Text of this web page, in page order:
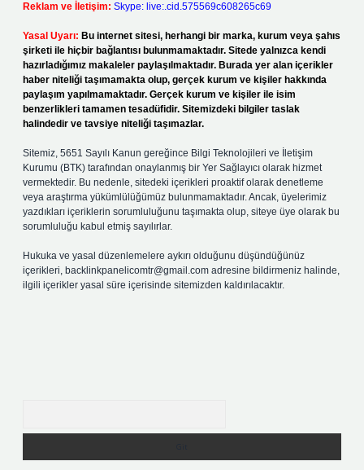
Reklam ve İletişim: Skype: live:.cid.575569c608265c69
Yasal Uyarı: Bu internet sitesi, herhangi bir marka, kurum veya şahıs
şirketi ile hiçbir bağlantısı bulunmamaktadır. Sitede yalnızca kendi
hazırladığımız makaleler paylaşılmaktadır. Burada yer alan içerikler
haber niteliği taşımamakta olup, gerçek kurum ve kişiler hakkında
paylaşım yapılmamaktadır. Gerçek kurum ve kişiler ile isim
benzerlikleri tamamen tesadüfidir. Sitemizdeki bilgiler taslak
halindedir ve tavsiye niteliği taşımazlar.
Sitemiz, 5651 Sayılı Kanun gereğince Bilgi Teknolojileri ve İletişim
Kurumu (BTK) tarafından onaylanmış bir Yer Sağlayıcı olarak hizmet
vermektedir. Bu nedenle, sitedeki içerikleri proaktif olarak denetleme
veya araştırma yükümlülüğümüz bulunmamaktadır. Ancak, üyelerimiz
yazdıkları içeriklerin sorumluluğunu taşımakta olup, siteye üye olarak bu
sorumluluğu kabul etmiş sayılırlar.
Hukuka ve yasal düzenlemelere aykırı olduğunu düşündüğünüz
içerikleri, backlinkpanelicomtr@gmail.com adresine bildirmeniz halinde,
ilgili içerikler yasal süre içerisinde sitemizden kaldırılacaktır.